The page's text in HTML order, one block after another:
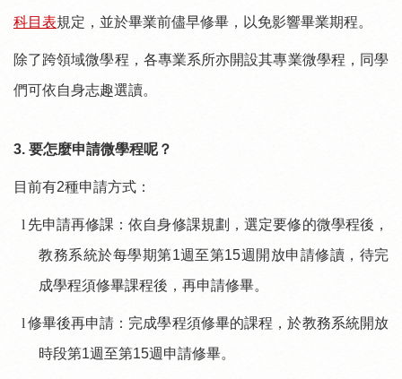
科目表規定，並於畢業前儘早修畢，以免影響畢業期程。
除了跨領域微學程，各專業系所亦開設其專業微學程，同學
們可依自身志趣選讀。
3. 要怎麼申請微學程呢？
目前有2種申請方式：
l 先申請再修課：依自身修課規劃，選定要修的微學程後，
教務系統於每學期第1週至第15週開放申請修讀，待完
成學程須修畢課程後，再申請修畢。
l 修畢後再申請：完成學程須修畢的課程，於教務系統開放
時段第1週至第15週申請修畢。